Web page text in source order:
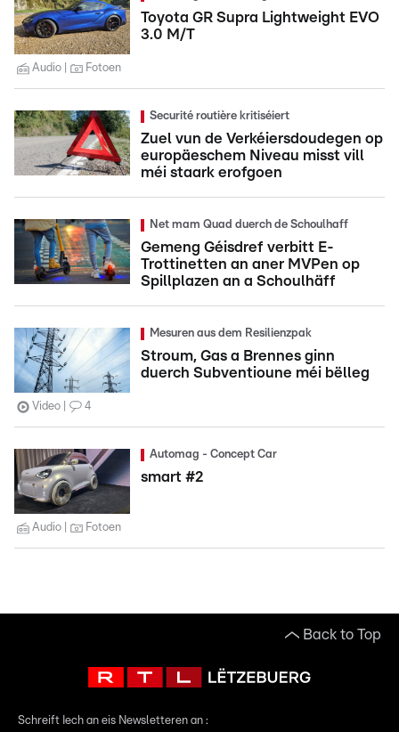
Toyota GR Supra Lightweight EVO
3.0 M/T
Audio Fotoen
Securité routière kritiséiert
Zuel vun de Verkéiersdoudegen op
europäeschem Niveau misst vill
méi staark erofgoen
Net mam Quad duerch de Schoulhaff
Gemeng Géisdref verbitt E-
Trottinetten an aner MVPen op
Spillplazen an a Schoulhäff
Mesuren aus dem Resilienzpak
Stroum, Gas a Brennes ginn
duerch Subventioune méi bëlleg
Video 4
Automag - Concept Car
smart #2
Audio Fotoen
Back to Top
Schreift Iech an eis Newsletteren an :